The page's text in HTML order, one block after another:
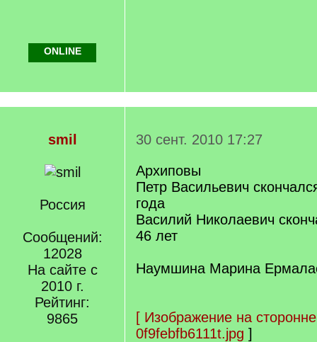
ONLINE
smil
Россия
Сообщений:
12028
На сайте с
2010 г.
Рейтинг:
9865
30 сент. 2010 17:27
Архиповы
Петр Васильевич
года
Василий Николаевич
46 лет
Наумшина Марина
[ Изображение на
0f9febfb6111t.jpg ]